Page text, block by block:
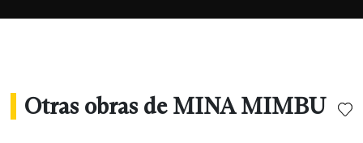
Otras obras de MINA MIMBU